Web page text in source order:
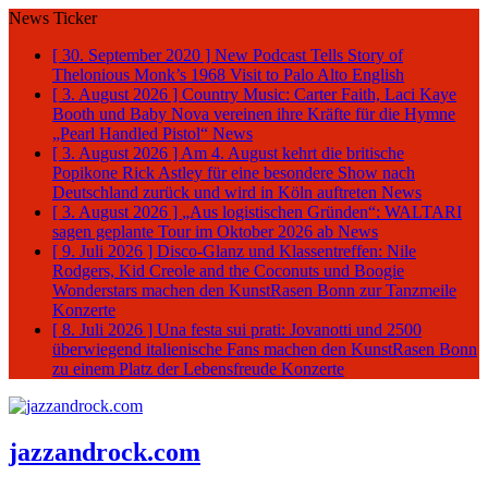
News Ticker
[ 30. September 2020 ] New Podcast Tells Story of
Thelonious Monk’s 1968 Visit to Palo Alto English
[ 3. August 2026 ] Country Music: Carter Faith, Laci Kaye
Booth und Baby Nova vereinen ihre Kräfte für die Hymne
„Pearl Handled Pistol“ News
[ 3. August 2026 ] Am 4. August kehrt die britische
Popikone Rick Astley für eine besondere Show nach
Deutschland zurück und wird in Köln auftreten News
[ 3. August 2026 ] „Aus logistischen Gründen“: WALTARI
sagen geplante Tour im Oktober 2026 ab News
[ 9. Juli 2026 ] Disco-Glanz und Klassentreffen: Nile
Rodgers, Kid Creole and the Coconuts und Boogie
Wonderstars machen den KunstRasen Bonn zur Tanzmeile
Konzerte
[ 8. Juli 2026 ] Una festa sui prati: Jovanotti und 2500
überwiegend italienische Fans machen den KunstRasen Bonn
zu einem Platz der Lebensfreude Konzerte
jazzandrock.com